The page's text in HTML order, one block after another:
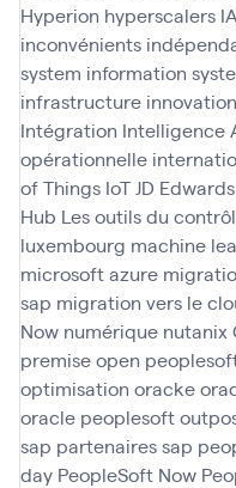
Hyperion hyperscalers IA
inconvénients
system information
infrastructure innovation
Intégration Intelligence
opérationnelle
of Things IoT JD Edwards
Hub Les outils du
luxembourg machine
microsoft azure
sap migration vers le
Now numérique nutanix
premiseopen
optimisation oracke
oracle peoplesoft
sap partenaires sap
day PeopleSoft Now